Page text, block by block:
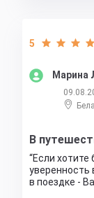
Марина
5
В
Если
уверенность
в поездке -